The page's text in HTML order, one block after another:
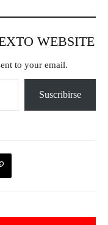
WEBSITE
to your email.
Suscribirse